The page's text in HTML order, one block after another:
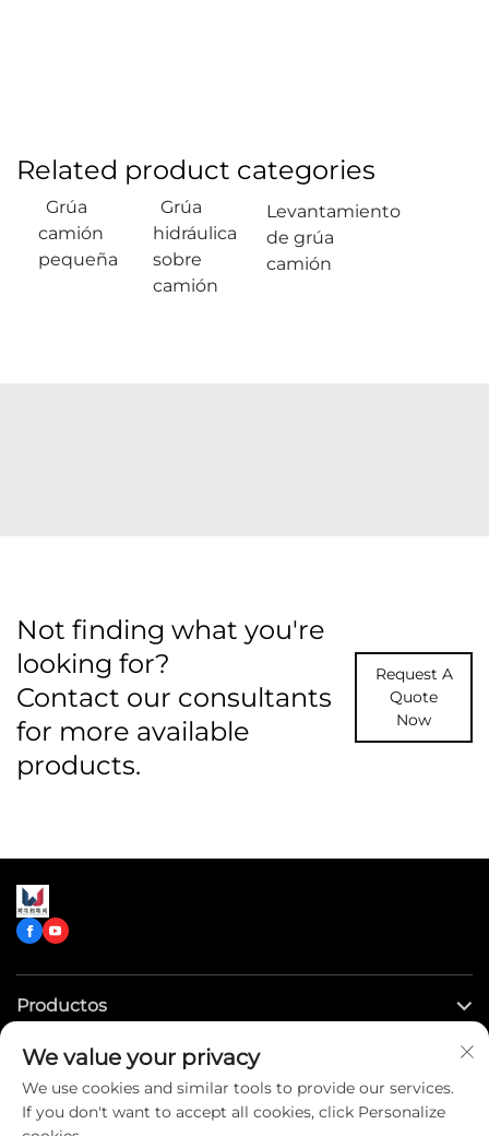
Related product categories
Grúa
camión
pequeña
Grúa
hidráulica
sobre
camión
Levantamiento
de grúa
camión
Not finding what you're
looking for?
Contact our consultants
for more available
products.
Request A
Quote
Now
Productos
Enlaces rápidos
Contáctenos
We value your privacy
We use cookies and similar tools to provide our services.
If you don't want to accept all cookies, click Personalize